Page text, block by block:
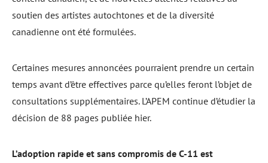
soutien des artistes autochtones et de la diversité
canadienne ont été formulées.
Certaines mesures annoncées pourraient prendre un certain
temps avant d’être effectives parce qu’elles feront l’objet de
consultations supplémentaires. L’APEM continue d’étudier la
décision de 88 pages publiée hier.
L’adoption rapide et sans compromis de C-11 est